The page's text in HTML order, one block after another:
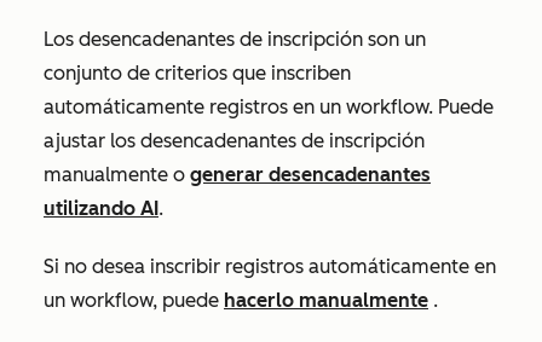
Los desencadenantes de inscripción son un
conjunto de criterios que inscriben
automáticamente registros en un workflow. Puede
ajustar los desencadenantes de inscripción
manualmente o generar desencadenantes
utilizando AI.
Si no desea inscribir registros automáticamente en
un workflow, puede hacerlo manualmente .